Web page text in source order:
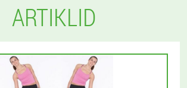
ARTIKLID